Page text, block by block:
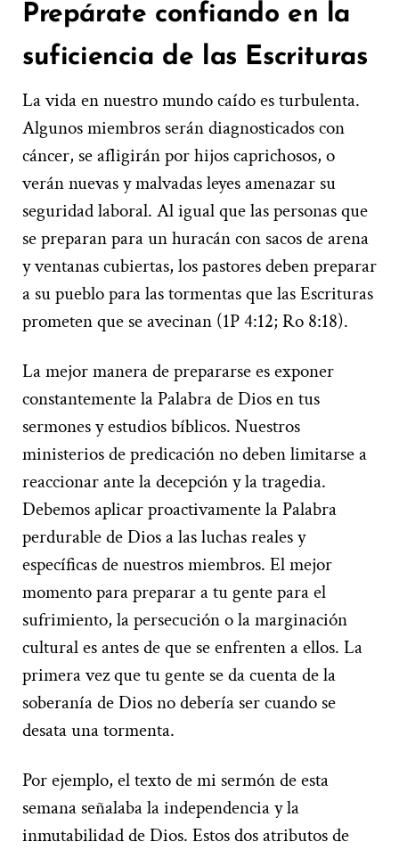
Prepárate confiando en la
suficiencia de las Escrituras
La vida en nuestro mundo caído es turbulenta.
Algunos miembros serán diagnosticados con
cáncer, se afligirán por hijos caprichosos, o
verán nuevas y malvadas leyes amenazar su
seguridad laboral. Al igual que las personas que
se preparan para un huracán con sacos de arena
y ventanas cubiertas, los pastores deben preparar
a su pueblo para las tormentas que las Escrituras
prometen que se avecinan (1P 4:12; Ro 8:18).
La mejor manera de prepararse es exponer
constantemente la Palabra de Dios en tus
sermones y estudios bíblicos. Nuestros
ministerios de predicación no deben limitarse a
reaccionar ante la decepción y la tragedia.
Debemos aplicar proactivamente la Palabra
perdurable de Dios a las luchas reales y
específicas de nuestros miembros. El mejor
momento para preparar a tu gente para el
sufrimiento, la persecución o la marginación
cultural es antes de que se enfrenten a ellos. La
primera vez que tu gente se da cuenta de la
soberanía de Dios no debería ser cuando se
desata una tormenta.
Por ejemplo, el texto de mi sermón de esta
semana señalaba la independencia y la
inmutabilidad de Dios. Estos dos atributos de